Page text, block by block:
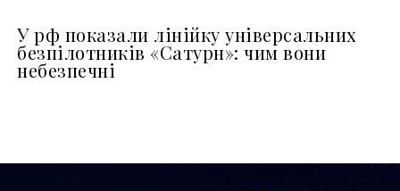
У рф показали лінійку універсальних
безпілотників «Сатурн»: чим вони
небезпечні